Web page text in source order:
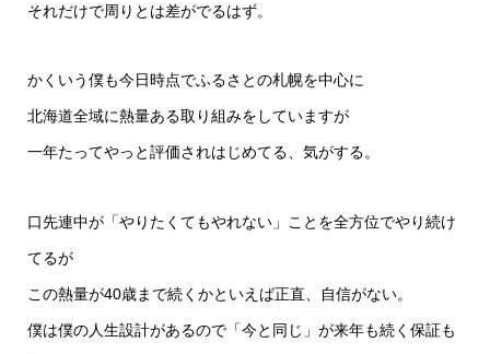
それだけで周りとは差がでるはず。
かくいう僕も今日時点でふるさとの札幌を中心に
北海道全域に熱量ある取り組みをしていますが
一年たってやっと評価されはじめてる、気がする。
口先連中が「やりたくてもやれない」ことを全方位でやり続け
てるが
この熱量が40歳まで続くかといえば正直、自信がない。
僕は僕の人生設計があるので「今と同じ」が来年も続く保証も